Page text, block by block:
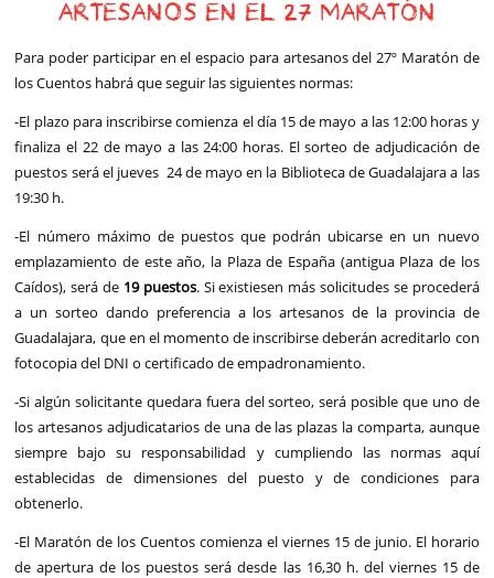
OTRAS INICIATIVAS
ARTESANOS EN EL 27 MARATÓN
Para poder participar en el espacio para artesanos del 27º Maratón de
los Cuentos habrá que seguir las siguientes normas:
-El plazo para inscribirse comienza el día 15 de mayo a las 12:00 horas y
finaliza el 22 de mayo a las 24:00 horas. El sorteo de adjudicación de
puestos será el jueves 24 de mayo en la Biblioteca de Guadalajara a las
19:30 h.
-El número máximo de puestos que podrán ubicarse en un nuevo
emplazamiento de este año, la Plaza de España (antigua Plaza de los
Caídos), será de 19 puestos. Si existiesen más solicitudes se procederá
a un sorteo dando preferencia a los artesanos de la provincia de
Guadalajara, que en el momento de inscribirse deberán acreditarlo con
fotocopia del DNI o certificado de empadronamiento.
-Si algún solicitante quedara fuera del sorteo, será posible que uno de
los artesanos adjudicatarios de una de las plazas la comparta, aunque
siempre bajo su responsabilidad y cumpliendo las normas aquí
establecidas de dimensiones del puesto y de condiciones para
obtenerlo.
-El Maratón de los Cuentos comienza el viernes 15 de junio. El horario
de apertura de los puestos será desde las 16,30 h. del viernes 15 de